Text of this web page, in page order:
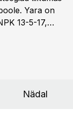
Yara on
13-5-17,
Nädal